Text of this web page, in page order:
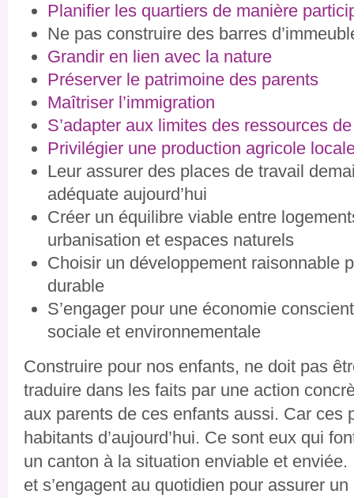
Planifier les quartiers de manière
Ne pas construire des barres
Grandir en lien avec la nature
Préserver le patrimoine des parents
Maîtriser l’immigration
S’adapter aux limites des ressources
Privilégier une production agricole
Leur assurer des places de travail
adéquate aujourd’hui
Créer un équilibre viable entre
urbanisation et espaces naturels
Choisir un développement raisonnable
durable
S’engager pour une économie
sociale et environnementale
Construire pour nos enfants, ne doit pas
traduire dans les faits par une action
aux parents de ces enfants aussi. Car ces
habitants d’aujourd’hui. Ce sont eux qui
un canton à la situation enviable et
et s’engagent au quotidien pour assurer